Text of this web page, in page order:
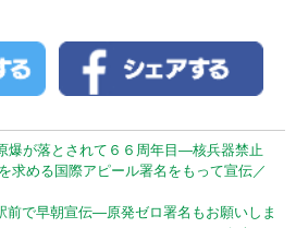
爆が落とされて６６周年目―核兵器禁止
求める国際アピール署名をもって宣伝／
前で早朝宣伝―原発ゼロ署名もお願いしま